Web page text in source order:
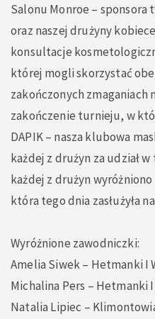
Salonu Monroe –
oraz naszej drużyny
konsultacje
której mogli skorzystać
zakończonych zmaganiach
zakończenie turnieju, w
DAPIK – nasza klubowa
każdej z drużyn za udział
każdej z drużyn
która tego dnia zasłużyła
Wyróżnione zawodniczki:
Amelia Siwek – Hetmanki I
Michalina Pers – Hetmanki
Natalia Lipiec –